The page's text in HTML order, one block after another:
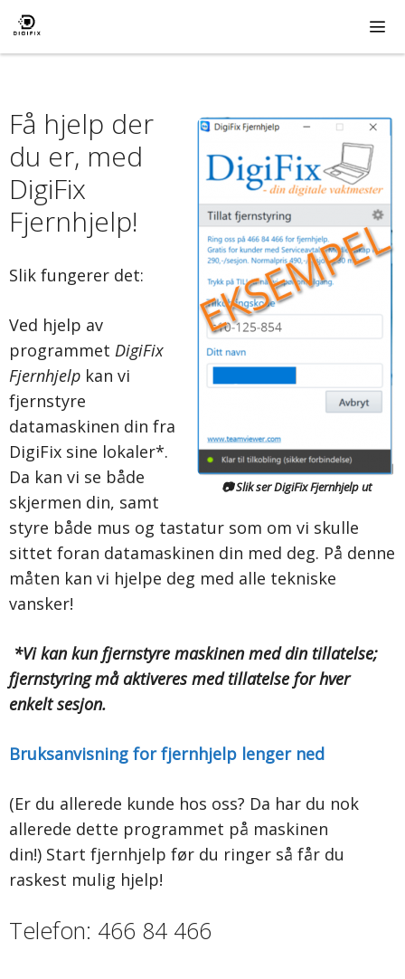
Hopp
til
innhold
📷Slik ser DigiFix Fjernhjelp ut
Få hjelp der
du er, med
DigiFix
Fjernhjelp!
Slik fungerer det:
Ved hjelp av
programmet DigiFix
Fjernhjelp kan vi
fjernstyre
datamaskinen din fra
DigiFix sine lokaler*.
Da kan vi se både
skjermen din, samt
styre både mus og tastatur som om vi skulle
sittet foran datamaskinen din med deg. På denne
måten kan vi hjelpe deg med alle tekniske
vansker!
*Vi kan kun fjernstyre maskinen med din tillatelse;
fjernstyring må aktiveres med tillatelse for hver
enkelt sesjon.
Bruksanvisning for fjernhjelp lenger ned
(Er du allerede kunde hos oss? Da har du nok
allerede dette programmet på maskinen
din!) Start fjernhjelp før du ringer så får du
raskest mulig hjelp!
Telefon: 466 84 466